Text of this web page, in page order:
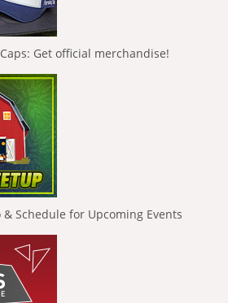
Get official merchandise!
Schedule for Upcoming Events